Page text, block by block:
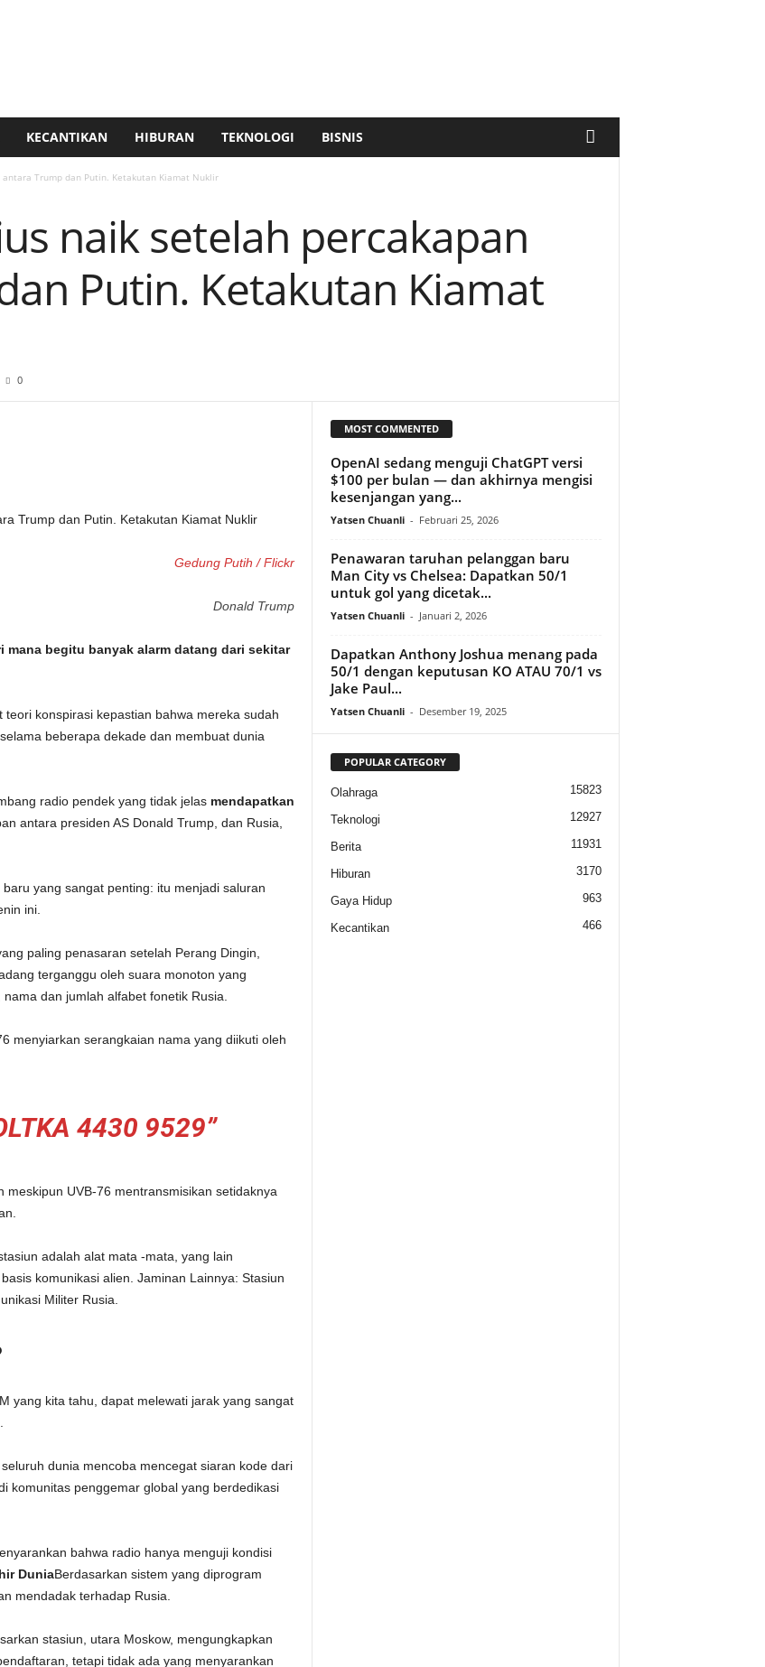
KECANTIKAN HIBURAN TEKNOLOGI BISNIS
Trump dan Putin. Ketakutan Kiamat Nuklir
naik setelah percakapan
Putin. Ketakutan Kiamat
0
Gedung Putih / Flickr
Donald Trump
mana begitu banyak alarm datang dari sekitar
teori konspirasi kepastian bahwa mereka sudah
beberapa dekade dan membuat dunia
radio pendek yang tidak jelas mendapatkan
antara presiden AS Donald Trump, dan Rusia,
yang sangat penting: itu menjadi saluran
ini.
paling penasaran setelah Perang Dingin,
terganggu oleh suara monoton yang
dan jumlah alfabet fonetik Rusia.
menyiarkan serangkaian nama yang diikuti oleh
4430 9529”
UVB-76 mentransmisikan setidaknya
adalah alat mata -mata, yang lain
komunikasi alien. Jaminan Lainnya: Stasiun
Militer Rusia.
yang kita tahu, dapat melewati jarak yang sangat
dunia mencoba mencegat siaran kode dari
komunitas penggemar global yang berdedikasi
bahwa radio hanya menguji kondisi
DuniaBerdasarkan sistem yang diprogram
mendadak terhadap Rusia.
stasiun, utara Moskow, mengungkapkan
tetapi tidak ada yang menyarankan
MOST COMMENTED
OpenAI sedang menguji ChatGPT versi
$100 per bulan — dan akhirnya mengisi
kesenjangan yang...
Yatsen Chuanli - Februari 25, 2026
Penawaran taruhan pelanggan baru
Man City vs Chelsea: Dapatkan 50/1
untuk gol yang dicetak...
Yatsen Chuanli - Januari 2, 2026
Dapatkan Anthony Joshua menang pada
50/1 dengan keputusan KO ATAU 70/1 vs
Jake Paul...
Yatsen Chuanli - Desember 19, 2025
POPULAR CATEGORY
Olahraga 15823
Teknologi 12927
Berita 11931
Hiburan 3170
Gaya Hidup 963
Kecantikan 466